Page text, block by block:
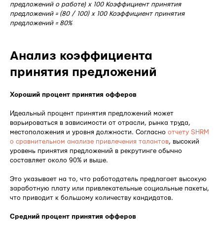
предложений о работе) x 100 Коэффициент принятия
предложений = (80 / 100) x 100 Коэффициент принятия
предложений = 80%
Анализ коэффициента
принятия предложений
Хороший процент принятия офферов
Идеальный процент принятия предложений может
варьироваться в зависимости от отрасли, рынка труда,
местоположения и уровня должности. Согласно отчету SHRM
о сравнительном анализе привлечения талантов, высокий
уровень принятия предложений в рекрутинге обычно
составляет около 90% и выше.
Это указывает на то, что работодатель предлагает высокую
заработную плату или привлекательные социальные пакеты,
что приводит к большому количеству кандидатов.
Средний процент принятия офферов